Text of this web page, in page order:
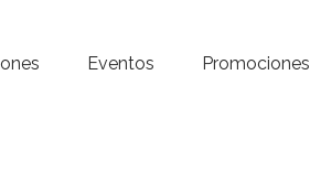
Eventos Promociones